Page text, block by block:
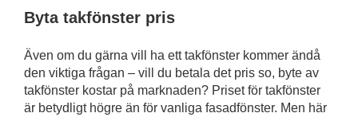
Byta takfönster pris
Även om du gärna vill ha ett takfönster kommer ändå
den viktiga frågan – vill du betala det pris so, byte av
takfönster kostar på marknaden? Priset för takfönster
är betydligt högre än för vanliga fasadfönster. Men här